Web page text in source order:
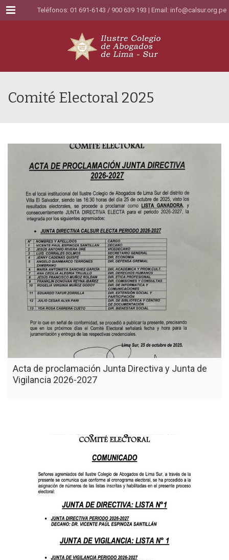
Menu Teléfonos: 01 691-6143 / 900 639 193 | Email: info@calsur.org.pe
Comité Electoral 2025
Acta de proclamación Junta Directiva y Junta de
Vigilancia 2026-2027